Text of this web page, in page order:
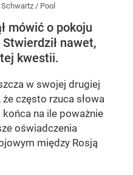
/ Pool
mówić o pokoju
nawet,
kwestii.
w swojej drugiej
często rzuca słowa
na ile poważnie
oświadczenia
między Rosją